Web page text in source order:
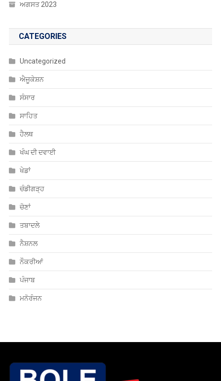
ਅਗਸਤ 2023
CATEGORIES
Uncategorized
ਐਜੂਕੇਸ਼ਨ
ਸੰਸਾਰ
ਸਾਹਿਤ
ਹੈਲਥ
ਖੰਘ ਦੀ ਦਵਾਈ
ਖੇਡਾਂ
ਚੰਡੀਗੜ੍ਹ
ਚੋਣਾਂ
ਤਬਾਦਲੇ
ਨੈਸ਼ਨਲ
ਨੌਕਰੀਆਂ
ਪੰਜਾਬ
ਮਨੋਰੰਜਨ